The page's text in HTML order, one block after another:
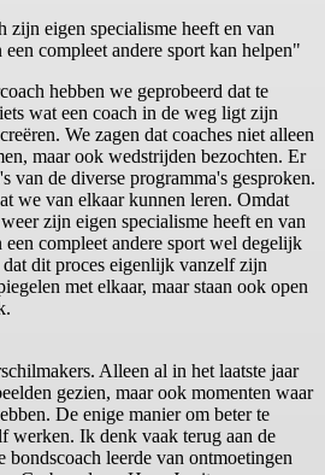
zijn eigen specialisme heeft en van
compleet andere sport kan helpen"
hebben we geprobeerd dat te
wat een coach in de weg ligt zijn
We zagen dat coaches niet alleen
maar ook wedstrijden bezochten. Er
van de diverse programma's gesproken.
we van elkaar kunnen leren. Omdat
zijn eigen specialisme heeft en van
een compleet andere sport wel degelijk
dit proces eigenlijk vanzelf zijn
met elkaar, maar staan ook open
Alleen al in het laatste jaar
gezien, maar ook momenten waar
De enige manier om beter te
werken. Ik denk vaak terug aan de
bondscoach leerde van ontmoetingen